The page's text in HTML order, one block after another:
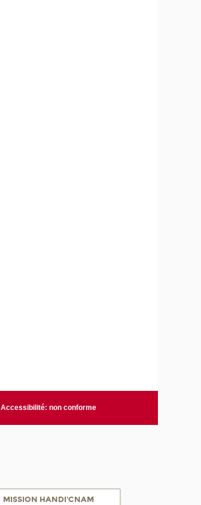
Accessibilité: non conforme
MISSION HANDI'CNAM